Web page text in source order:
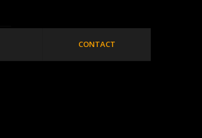
CONTACT